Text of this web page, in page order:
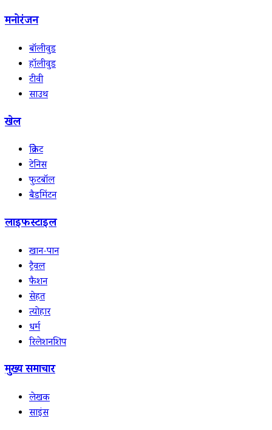
मनोरंजन
बॉलीवुड
हॉलीवुड
टीवी
साउथ
खेल
क्रिकेट
टेनिस
फुटबॉल
बैडमिंटन
लाइफस्टाइल
खान-पान
ट्रैवल
फैशन
सेहत
त्योहार
धर्म
रिलेशनशिप
मुख्य समाचार
लेखक
साइंस